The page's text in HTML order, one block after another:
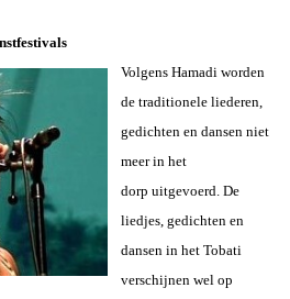
Volgens Hamadi worden
de traditionele liederen,
gedichten en dansen niet
meer in het
dorp uitgevoerd. De
liedjes, gedichten en
dansen in het Tobati
verschijnen wel op